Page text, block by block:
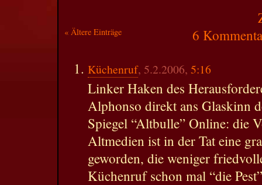
« Ältere Einträge 6
Küchenruf, 5.2.2006, 5:16
Linker Haken des
Alphonso direkt ans Glaskinn
Spiegel “Altbulle” Online: die
Altmedien ist in der Tat eine
geworden, die weniger
Küchenruf schon mal “die